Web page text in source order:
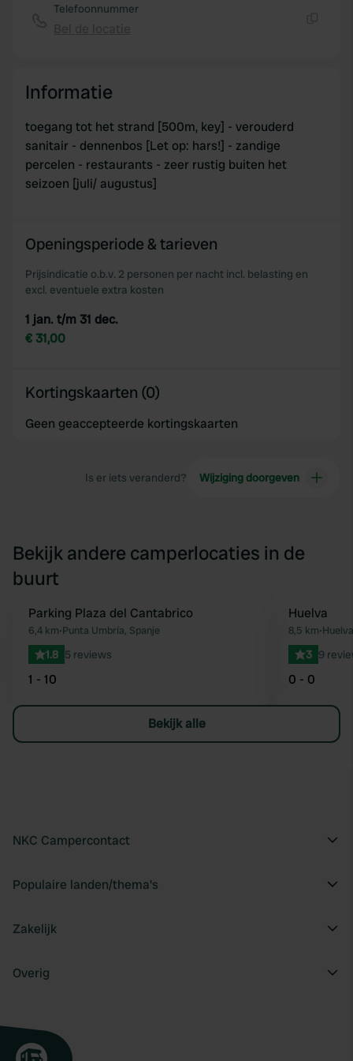
Telefoonnummer
Informatie
toegang tot het strand [500m, key] - verouderd
sanitair - dennenbos [Let op: hars!] - zandige
percelen - restaurants - zeer rustig buiten het
seizoen [juli/ augustus]
Openingsperiode & tarieven
Prijsindicatie o.b.v. 2 personen per nacht incl. belasting en
excl. eventuele extra kosten
1 jan. t/m 31 dec.
€ 31,00
Kortingskaarten (0)
Geen geaccepteerde kortingskaarten
Is er iets veranderd? Wijziging doorgeven
Bekijk andere camperlocaties in de
buurt
Favoriet
Parking Plaza del Cantabrico
6,4 km•Punta Umbría, Spanje
1.8 5 reviews
1 - 10
Huelva
8,5 km•
3 9
0 - 0
Bekijk alle
NKC Campercontact
Populaire landen/thema's
Zakelijk
Overig